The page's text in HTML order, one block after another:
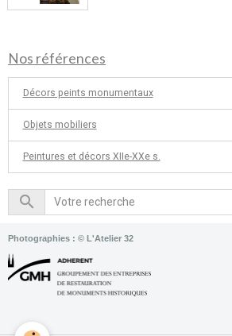
Nos références
Décors peints monumentaux
Objets mobiliers
Peintures et décors XIIe-XXe s.
Photographies : © L'Atelier 32